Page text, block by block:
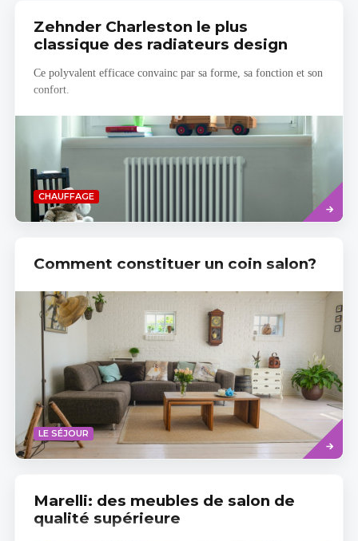
Zehnder Charleston le plus
classique des radiateurs design
Ce polyvalent efficace convainc par sa forme, sa fonction et son
confort.
CHAUFFAGE
Savoir
plus
Comment constituer un coin salon?
LE SÉJOUR
more
Marelli: des meubles de salon de
qualité supérieure